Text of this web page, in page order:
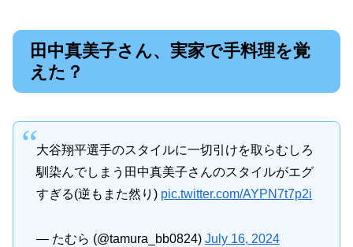
田中真美子さん、実家で手料理を覚
えた？
大谷翔平選手のスタイルに一切引けを取らむしろ
馴染んでしまう田中真美子さんのスタイルがエグ
すぎる(逆もまた然り) pic.twitter.com/AYPN7t7p2i
— たむら (@tamura_bb0824) July 16, 2024